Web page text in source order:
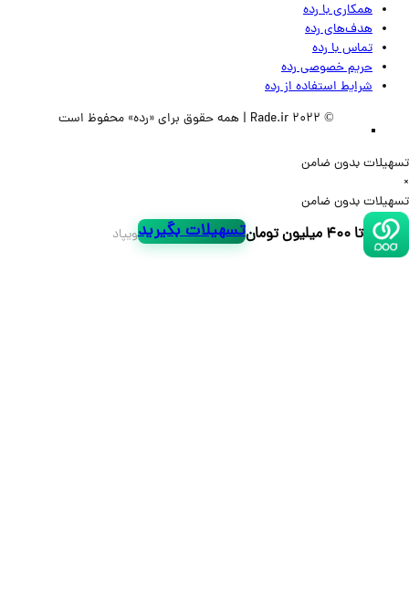
همکاری با رده
هدف‌های رده
تماس‌ با‌ رده
حریم خصوصی رده
شرایط استفاده از رده
بدون ضامن
بدون ضامن
تا ۴۰۰ میلیون تومان تسهیلات بگیریدویپاد